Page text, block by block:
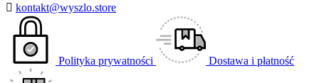
 kontakt@wyszlo.store
Polityka prywatności Dostawa i płatność